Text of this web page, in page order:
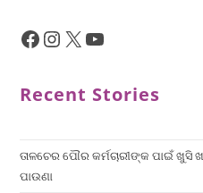
Recent Stories
ତାଳଚେର ପୌର କର୍ମଚାରୀଙ୍କ ପାଇଁ
ପାଉଣା